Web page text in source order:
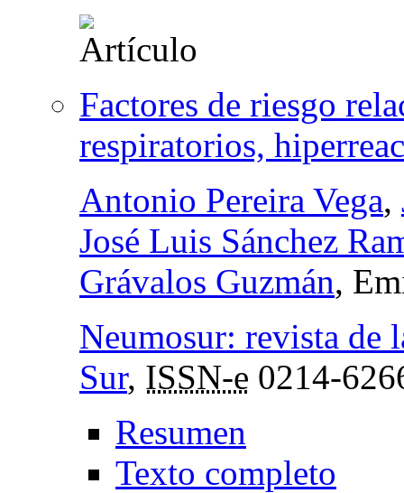
Factores de riesgo
respiratorios,
Antonio Pereira Vega,
José Luis Sánchez
Grávalos Guzmán,
Neumosur: revista de
Sur, ISSN-e 0214-
Resumen
Texto completo